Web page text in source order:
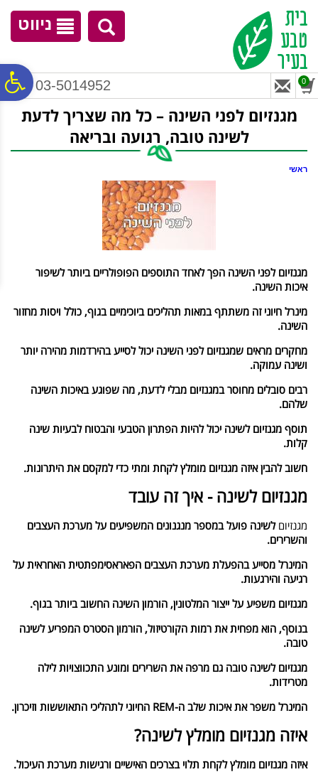
נגישות
ניווט
03-5014952 0
מגנזיום לפני השינה – כל מה שצריך לדעת
לשינה טובה, רגועה ובריאה
ראשי
מגנזיום לפני השינה הפך לאחד התוספים הפופולריים ביותר לשיפור
איכות השינה.
מינרל חיוני זה משתתף במאות תהליכים ביוכימיים בגוף, כולל ויסות מחזור
השינה.
מחקרים מראים שמגנזיום לפני השינה יכול לסייע בהירדמות מהירה יותר
ושינה עמוקה.
רבים סובלים מחוסר במגנזיום מבלי לדעת, מה שפוגע באיכות השינה
שלהם.
תוסף מגנזיום לשינה יכול להיות הפתרון הטבעי והבטוח לבעיות שינה
קלות.
חשוב להבין איזה מגנזיום מומלץ לקחת ומתי כדי למקסם את היתרונות.
מגנזיום לשינה - איך זה עובד
מגנזיום לשינה פועל במספר מנגנונים המשפיעים על מערכת העצבים
והשרירים.
המינרל מסייע בהפעלת מערכת העצבים הפאראסימפתטית האחראית על
רגיעה והירגעות.
מגנזיום משפיע על ייצור המלטונין, הורמון השינה החשוב ביותר בגוף.
בנוסף, הוא מפחית את רמות הקורטיזול, הורמון הסטרס המפריע לשינה
טובה.
מגנזיום לשינה טובה גם מרפה את השרירים ומונע התכווצויות לילה
מטרידות.
המינרל משפר את איכות שלב ה-REM החיוני לתהליכי התאוששות וזיכרון.
איזה מגנזיום מומלץ לשינה?
איזה מגנזיום מומלץ לקחת תלוי בצרכים האישיים ורגישות מערכת העיכול.